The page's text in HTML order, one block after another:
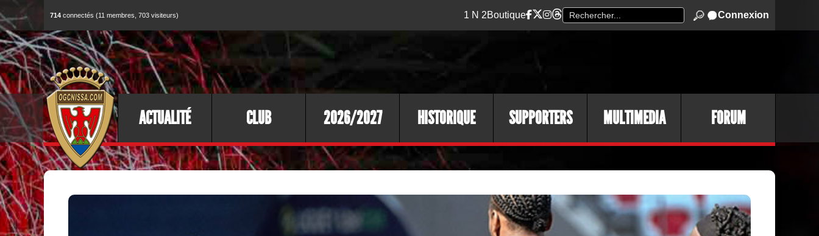
714 connectés (11 membres, 703 visiteurs) 1 N 2Boutique Connexion
ACTUALITÉ CLUB 2026/2027 HISTORIQUE SUPPORTERS MULTIMEDIA FORUM